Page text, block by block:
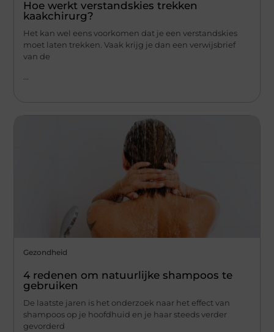
Hoe werkt verstandskies trekken
kaakchirurg?
Het kan wel eens voorkomen dat je een verstandskies
moet laten trekken. Vaak krijg je dan een verwijsbrief
van de
Gezondheid
4 redenen om natuurlijke shampoos te
gebruiken
De laatste jaren is het onderzoek naar het effect van
shampoos op je hoofdhuid en je haar steeds verder
gevorderd